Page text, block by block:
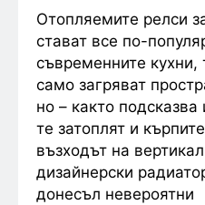
Отопляемите релси
стават все по-
съвременните кухни,
само загряват
но – както
те затоплят и
възходът на
дизайнерски
донесъл невероятни